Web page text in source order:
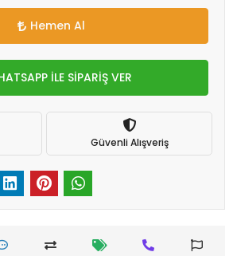
Hemen Al
İLE SİPARİŞ VER
Güvenli Alışveriş